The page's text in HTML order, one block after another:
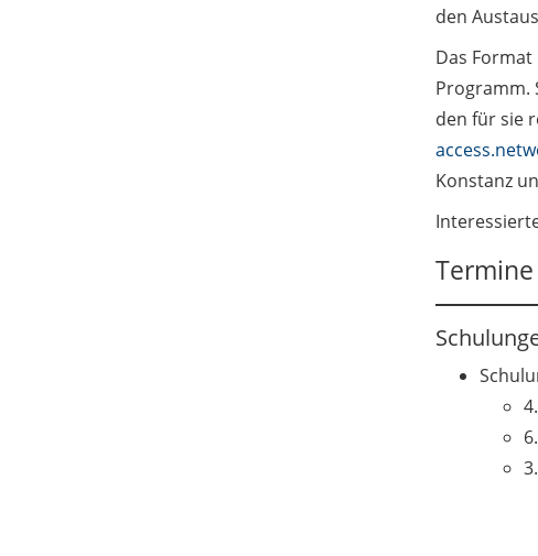
den
Das
Programm.
den für sie
Konstanz